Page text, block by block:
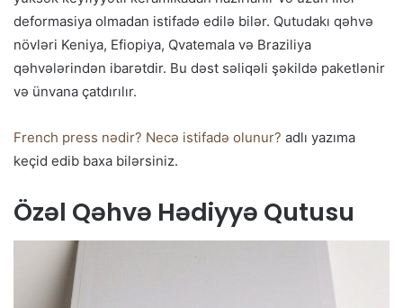
deformasiya olmadan istifadə edilə bilər. Qutudakı qəhvə
növləri Keniya, Efiopiya, Qvatemala və Braziliya
qəhvələrindən ibarətdir. Bu dəst səliqəli şəkildə paketlənir
və ünvana çatdırılır.
French press nədir? Necə istifadə olunur? adlı yazıma
keçid edib baxa bilərsiniz.
Özəl Qəhvə Hədiyyə Qutusu